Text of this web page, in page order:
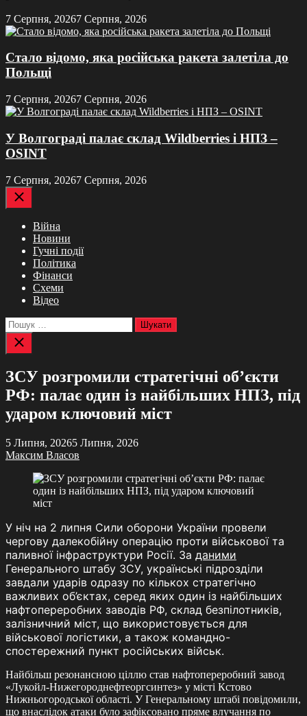
7 Серпня, 20267 Серпня, 2026
Стало відомо, яка російська ракета залетіла до
Польщі
7 Серпня, 20267 Серпня, 2026
У Волгограді палає склад Wildberries і НПЗ –
OSINT
7 Серпня, 20267 Серпня, 2026
Закрити
Війна
Новини
Гучні події
Політика
Фінанси
Схеми
Відео
Пошук:
Закрити
пошук
ЗСУ розгромили стратегічні об’єкти
РФ: палає один із найбільших НПЗ, під
ударом ключовий міст
5 Липня, 20265 Липня, 2026
Максим Власов
У ніч на 2 липня Сили оборони України провели
чергову далекобійну операцію проти військової та
паливної інфраструктури Росії. За даними
Генерального штабу ЗСУ, українські підрозділи
завдали ударів одразу по кількох стратегічно
важливих об’єктах, серед яких один із найбільших
нафтопереробних заводів РФ, склад безпілотників,
залізничний міст, що використовується для
військової логістики, а також командно-
спостережний пункт російських військ.
Найбільш резонансною ціллю став нафтопереробний завод
«Лукойл-Нижегороднефтеоргсинтез» у місті Кстово
Нижньогородської області. У Генеральному штабі повідомили,
що внаслідок атаки було зафіксовано пряме влучання по